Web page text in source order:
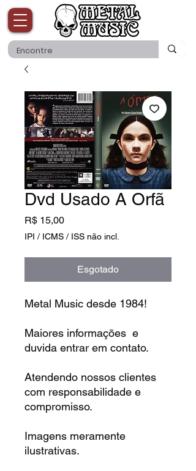
Dvd Usado A Orfã
R$ 15,00Preço
IPI / ICMS / ISS não incl.
Esgotado
Metal Music desde 1984!
Maiores informações e
duvida entrar em contato.
Atendendo nossos clientes
com responsabilidade e
compromisso.
Imagens meramente
ilustrativas.